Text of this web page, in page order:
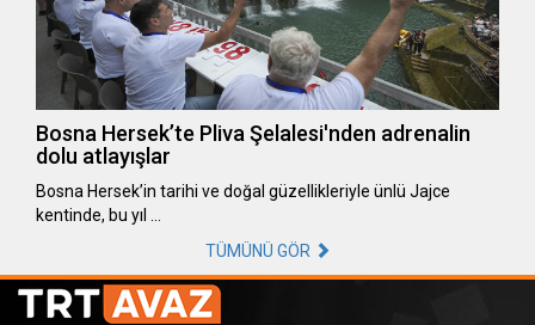
Bosna Hersek’te Pliva Şelalesi'nden adrenalin
dolu atlayışlar
Bosna Hersek’in tarihi ve doğal güzellikleriyle ünlü Jajce
kentinde, bu yıl …
TÜMÜNÜ GÖR